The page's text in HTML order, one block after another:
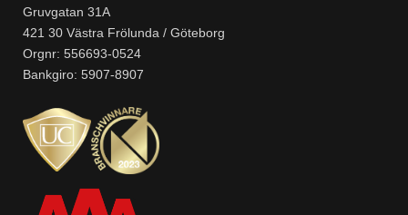
Gruvgatan 31A
421 30 Västra Frölunda / Göteborg
Orgnr: 556693-0524
Bankgiro: 5907-8907